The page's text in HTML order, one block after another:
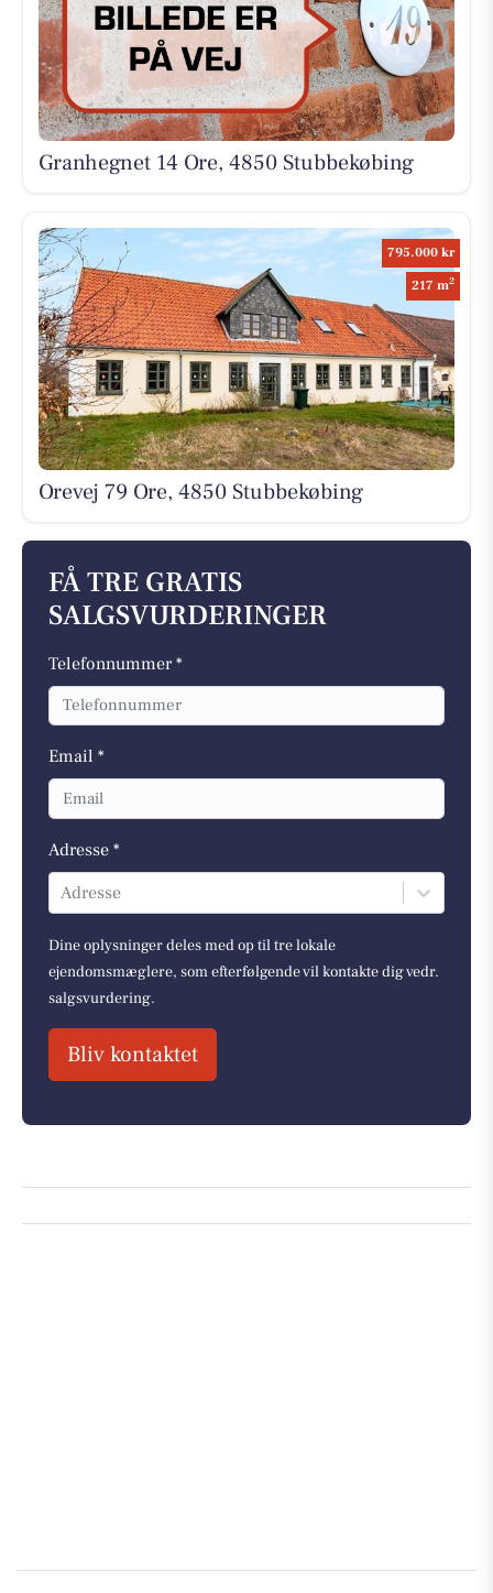
Granhegnet 14 Ore, 4850 Stubbekøbing
795.000 kr
217 m2
Orevej 79 Ore, 4850 Stubbekøbing
FÅ TRE GRATIS
SALGSVURDERINGER
Telefonnummer *
Email *
Adresse *
Adresse
Dine oplysninger deles med op til tre lokale
ejendomsmæglere, som efterfølgende vil kontakte dig vedr.
salgsvurdering.
Bliv kontaktet